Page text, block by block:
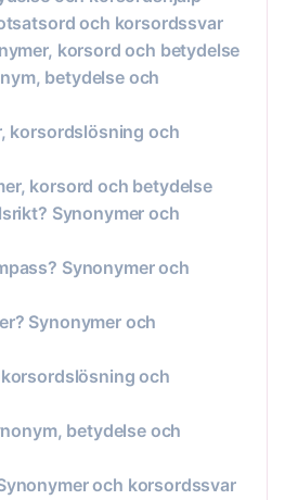
och korsordssvar
korsord och betydelse
betydelse och
korsordslösning och
korsord och betydelse
Synonymer och
Synonymer och
Synonymer och
och
betydelse och
och korsordssvar